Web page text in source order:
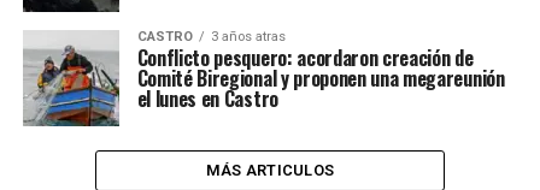
CASTRO 3 años atras
Conflicto pesquero: acordaron creación de
Comité Biregional y proponen una megareunión
el lunes en Castro
MÁS ARTICULOS